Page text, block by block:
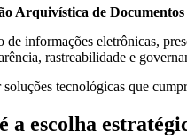
Arquivística de
informações eletrônicas,
rastreabilidade e
tecnológicas que
a escolha